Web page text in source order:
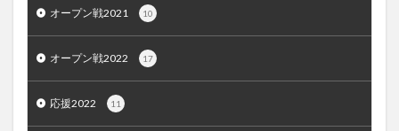
オープン戦2021 10
オープン戦2022 17
応援2022 11